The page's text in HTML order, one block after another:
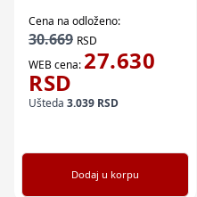
Cena na odloženo:
30.669 RSD
WEB cena: 27.630
RSD
Ušteda 3.039 RSD
Dodaj u korpu